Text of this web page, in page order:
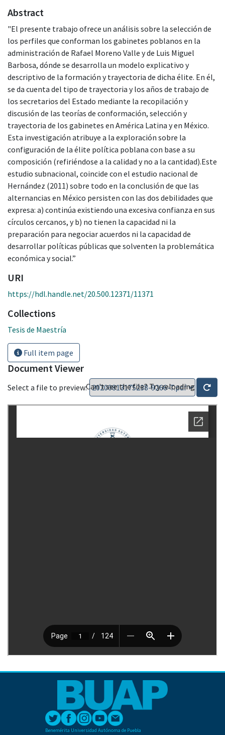
Abstract
"El presente trabajo ofrece un análisis sobre la selección de
los perfiles que conforman los gabinetes poblanos en la
administración de Rafael Moreno Valle y de Luis Miguel
Barbosa, dónde se desarrolla un modelo explicativo y
descriptivo de la formación y trayectoria de dicha élite. En él,
se da cuenta del tipo de trayectoria y los años de trabajo de
los secretarios del Estado mediante la recopilación y
discusión de las teorías de conformación, selección y
trayectoria de los gabinetes en América Latina y en México.
Esta investigación atribuye a la exploración sobre la
configuración de la élite política poblana con base a su
composición (refiriéndose a la calidad y no a la cantidad).Este
estudio subnacional, coincide con el estudio nacional de
Hernández (2011) sobre todo en la conclusión de que las
alternancias en México persisten con las dos debilidades que
expresa: a) continúa existiendo una excesiva confianza en sus
círculos cercanos, y b) no tienen la capacidad ni la
preparación para negociar acuerdos ni la capacidad de
desarrollar políticas públicas que solventen la problemática
económica y social.”
URI
https://hdl.handle.net/20.500.12371/11371
Collections
Tesis de Maestría
Full item page
Document Viewer
Select a file to preview:Can't see the file? Try reloading
Benemérita Universidad Autónoma de Puebla